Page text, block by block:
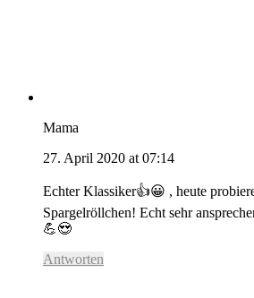
Mama
27. April 2020 at 07:14
Echter Klassiker👍😀 , heute
Spargelröllchen! Echt sehr
💪😍
Antworten